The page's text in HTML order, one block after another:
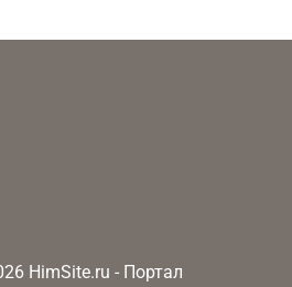
HimSite.ru - Портал